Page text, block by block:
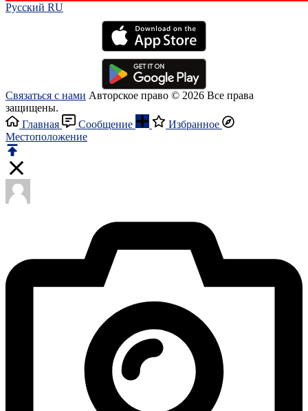
Русский RU‎
Связаться с нами Авторское право © 2026 Все права
защищены.
Главная
Сообщение
Избранное
Местоположение